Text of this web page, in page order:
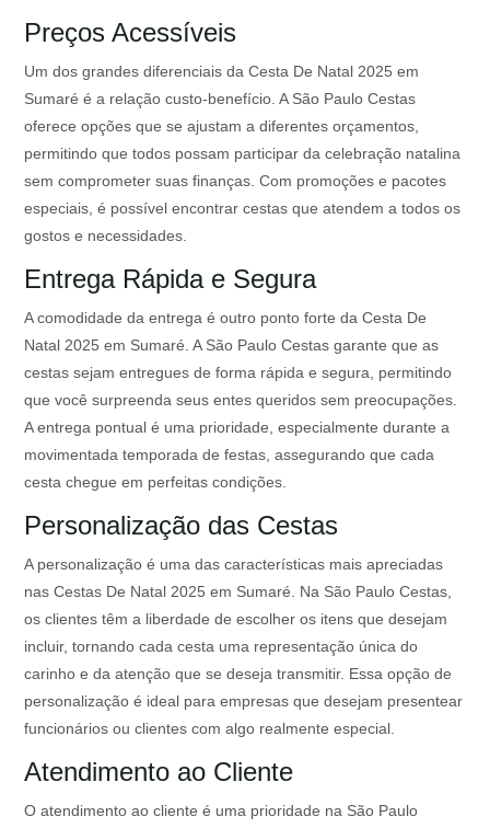
Preços Acessíveis
Um dos grandes diferenciais da Cesta De Natal 2025 em
Sumaré é a relação custo-benefício. A São Paulo Cestas
oferece opções que se ajustam a diferentes orçamentos,
permitindo que todos possam participar da celebração natalina
sem comprometer suas finanças. Com promoções e pacotes
especiais, é possível encontrar cestas que atendem a todos os
gostos e necessidades.
Entrega Rápida e Segura
A comodidade da entrega é outro ponto forte da Cesta De
Natal 2025 em Sumaré. A São Paulo Cestas garante que as
cestas sejam entregues de forma rápida e segura, permitindo
que você surpreenda seus entes queridos sem preocupações.
A entrega pontual é uma prioridade, especialmente durante a
movimentada temporada de festas, assegurando que cada
cesta chegue em perfeitas condições.
Personalização das Cestas
A personalização é uma das características mais apreciadas
nas Cestas De Natal 2025 em Sumaré. Na São Paulo Cestas,
os clientes têm a liberdade de escolher os itens que desejam
incluir, tornando cada cesta uma representação única do
carinho e da atenção que se deseja transmitir. Essa opção de
personalização é ideal para empresas que desejam presentear
funcionários ou clientes com algo realmente especial.
Atendimento ao Cliente
O atendimento ao cliente é uma prioridade na São Paulo